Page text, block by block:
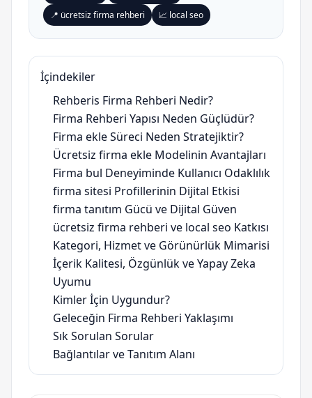
📍 ücretsiz firma rehberi
📈 local seo
İçindekiler
Rehberis Firma Rehberi Nedir?
Firma Rehberi Yapısı Neden Güçlüdür?
Firma ekle Süreci Neden Stratejiktir?
Ücretsiz firma ekle Modelinin Avantajları
Firma bul Deneyiminde Kullanıcı Odaklılık
firma sitesi Profillerinin Dijital Etkisi
firma tanıtım Gücü ve Dijital Güven
ücretsiz firma rehberi ve local seo Katkısı
Kategori, Hizmet ve Görünürlük Mimarisi
İçerik Kalitesi, Özgünlük ve Yapay Zeka
Uyumu
Kimler İçin Uygundur?
Geleceğin Firma Rehberi Yaklaşımı
Sık Sorulan Sorular
Bağlantılar ve Tanıtım Alanı